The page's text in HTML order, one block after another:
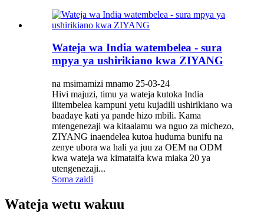
Wateja wa India watembelea - sura
mpya ya ushirikiano kwa ZIYANG
na msimamizi mnamo 25-03-24
Hivi majuzi, timu ya wateja kutoka India
ilitembelea kampuni yetu kujadili ushirikiano wa
baadaye kati ya pande hizo mbili. Kama
mtengenezaji wa kitaalamu wa nguo za michezo,
ZIYANG inaendelea kutoa huduma bunifu na
zenye ubora wa hali ya juu za OEM na ODM
kwa wateja wa kimataifa kwa miaka 20 ya
utengenezaji...
Soma zaidi
Wateja wetu wakuu